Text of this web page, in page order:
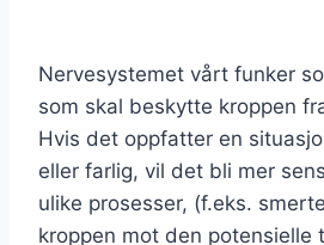
Nervesystemet vårt funker
som skal beskytte kroppen
Hvis det oppfatter en
eller farlig, vil det bli mer
ulike prosesser, (f.eks.
kroppen mot den potensielle